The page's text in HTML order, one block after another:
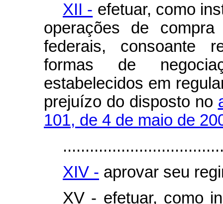
XII - efetuar, como
operações de
federais, consoante
formas de
estabelecidos em
prejuízo do disposto no
101, de 4 de maio de
XIV - aprovar seu
XV - efetuar, como